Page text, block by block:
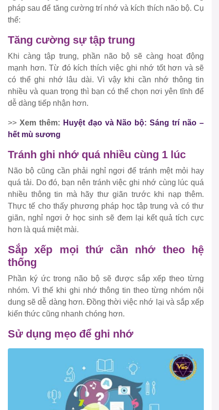
pháp sau để tăng cường trí nhớ và kích thích não bộ. Cụ
thể:
Tăng cường sự tập trung
Khi càng tập trung, phần não bộ sẽ càng hoạt động
mạnh hơn. Từ đó kích thích việc ghi nhớ tốt hơn và sẽ
có thể ghi nhớ lâu dài. Vì vậy khi cần nhớ thông tin
nhiều và quan trọng thì bạn có thể chọn nơi yên tĩnh để
dễ dàng tiếp nhận hơn.
>> Xem thêm: Huyệt đạo và Não bộ: Sáng trí não –
hết mù sương
Tránh ghi nhớ quá nhiều cùng 1 lúc
Não bộ cũng cần phải nghỉ ngơi để tránh mệt mỏi hay
quá tải. Do đó, bạn nên tránh việc ghi nhớ cùng lúc quá
nhiều thông tin mà hãy thư giãn trước khi nạp thêm.
Thực tế cho thấy phương pháp học tập trung và có thư
giãn, nghỉ ngơi ở học sinh sẽ đem lại kết quả tích cực
hơn là quá miệt mài.
Sắp xếp mọi thứ cần nhớ theo hệ
thống
Phần ký ức trong não bộ sẽ được sắp xếp theo từng
nhóm. Vì thế khi ghi nhớ thông tin theo từng nhóm nội
dung sẽ dễ dàng hơn. Đồng thời việc nhớ lại và sắp xếp
kiến thức cũng nhanh chóng hơn.
Sử dụng mẹo để ghi nhớ